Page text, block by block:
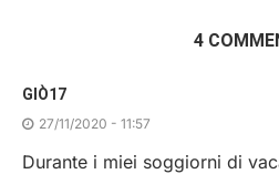
4
GIÒ17
27/11/2020 - 11:57
Durante i miei soggiorni di